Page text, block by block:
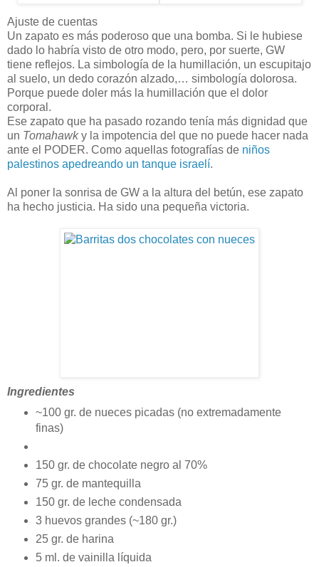
Ajuste de cuentas
Un zapato es más poderoso que una bomba. Si le hubiese
dado lo habría visto de otro modo, pero, por suerte, GW
tiene reflejos. La simbología de la humillación, un escupitajo
al suelo, un dedo corazón alzado,… simbología dolorosa.
Porque puede doler más la humillación que el dolor
corporal.
Ese zapato que ha pasado rozando tenía más dignidad que
un Tomahawky la impotencia del que no puede hacer nada
ante el PODER. Como aquellas fotografías de niños
palestinos apedreando un tanque israelí.
Al poner la sonrisa de GW a la altura del betún, ese zapato
ha hecho justicia. Ha sido una pequeña victoria.
Ingredientes
~100 gr. de nueces picadas (no extremadamente
finas)
150 gr. de chocolate negro al 70%
75 gr. de mantequilla
150 gr. de leche condensada
3 huevos grandes (~180 gr.)
25 gr. de harina
5 ml. de vainilla líquida